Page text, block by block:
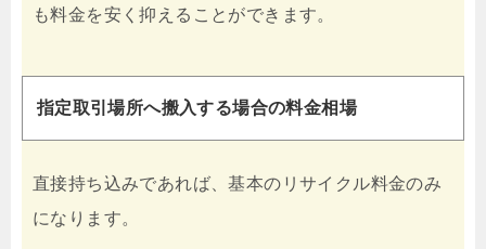
も料金を安く抑えることができます。
指定取引場所へ搬入する場合の料金相場
直接持ち込みであれば、基本のリサイクル料金のみ
になります。